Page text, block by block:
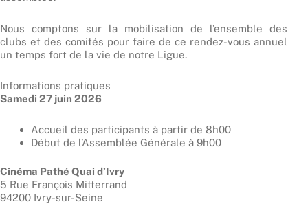
Nous comptons sur la mobilisation de l’ensemble des
clubs et des comités pour faire de ce rendez-vous annuel
un temps fort de la vie de notre Ligue.
Informations pratiques
Samedi 27 juin 2026
Accueil des participants à partir de 8h00
Début de l’Assemblée Générale à 9h00
Cinéma Pathé Quai d’Ivry
5 Rue François Mitterrand
94200 Ivry-sur-Seine